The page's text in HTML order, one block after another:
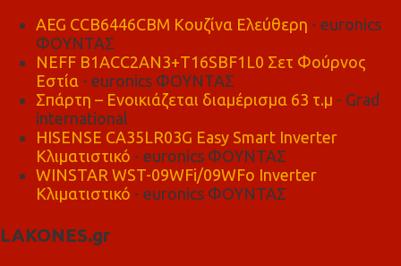
AEG CCB6446CBM Κουζίνα Ελεύθερη - euronics
ΦΟΥΝΤΑΣ
NEFF B1ACC2AN3+T16SBF1L0 Σετ Φούρνος
Εστία - euronics ΦΟΥΝΤΑΣ
Σπάρτη – Ενοικιάζεται διαμέρισμα 63 τ.μ - Grad
international
HISENSE CA35LR03G Easy Smart Inverter
Κλιματιστικό - euronics ΦΟΥΝΤΑΣ
WINSTAR WST-09WFi/09WFo Inverter
Κλιματιστικό - euronics ΦΟΥΝΤΑΣ
LAKONES.gr